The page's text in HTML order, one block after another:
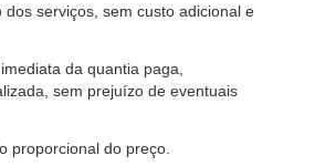
dos serviços, sem custo adicional e
da quantia paga,
sem prejuízo de eventuais
proporcional do preço.